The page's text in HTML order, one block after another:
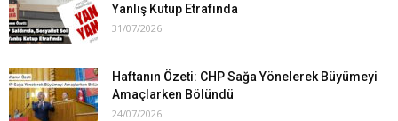
Yanlış Kutup Etrafında
31/07/2026
Haftanın Özeti: CHP Sağa Yönelerek Büyümeyi
Amaçlarken Bölündü
24/07/2026